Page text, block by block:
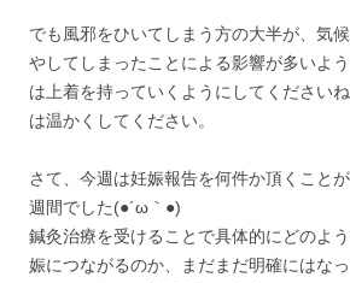
でも風邪をひいてしまう方の大半が、気
やしてしまったことによる影響が多いよ
は上着を持っていくようにしてください
は温かくしてください。
さて、今週は妊娠報告を何件か頂くこと
週間でした(●´ω｀●)
鍼灸治療を受けることで具体的にどのよ
娠につながるのか、まだまだ明確にはなっ